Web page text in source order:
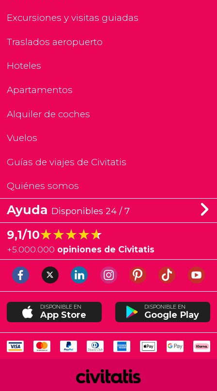
Excursiones y visitas guiadas
Traslados aeropuerto
Hoteles
Apartamentos
Alquiler de coches
Vuelos
Guías de viajes de Civitatis
Quiénes somos
Ayuda Disponibles 24 / 7
9,1/10★★★★★
★★★★★
+5.000.000 opiniones de Civitatis
DISPONIBLE EN
App Store
DISPONIBLE EN
Google Play